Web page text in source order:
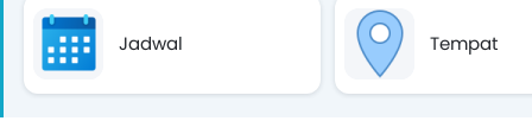
Jadwal Tempat